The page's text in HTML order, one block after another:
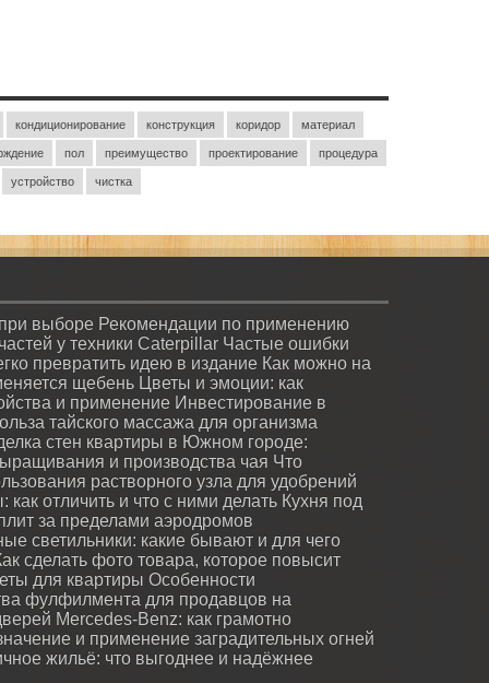
кондиционирование конструкция коридор материал
пол преимущество проектирование процедура
устройство чистка
выборе Рекомендации по применению
у техники Caterpillar Частые ошибки
превратить идею в издание Как можно на
щебень Цветы и эмоции: как
и применение Инвестирование в
тайского массажа для организма
стен квартиры в Южном городе:
и производства чая Что
растворного узла для удобрений
отличить и что с ними делать Кухня под
за пределами аэродромов
светильники: какие бывают и для чего
сделать фото товара, которое повысит
для квартиры Особенности
фулфилмента для продавцов на
Mercedes-Benz: как грамотно
и применение заградительных огней
жильё: что выгоднее и надёжнее